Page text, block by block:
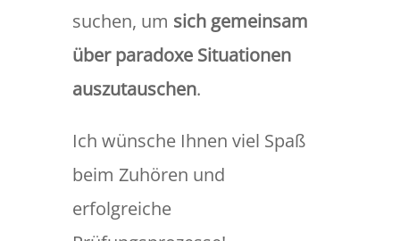
suchen, um sich gemeinsam
über paradoxe Situationen
auszutauschen.
Ich wünsche Ihnen viel Spaß
beim Zuhören und
erfolgreiche